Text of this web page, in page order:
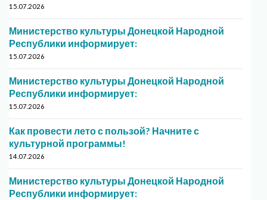
15.07.2026
Министерство культуры Донецкой Народной
Республики информирует:
15.07.2026
Министерство культуры Донецкой Народной
Республики информирует:
15.07.2026
Как провести лето с пользой? Начните с
культурной программы!
14.07.2026
Министерство культуры Донецкой Народной
Республики информирует: